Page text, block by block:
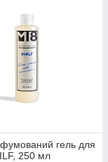
гель для
250 мл